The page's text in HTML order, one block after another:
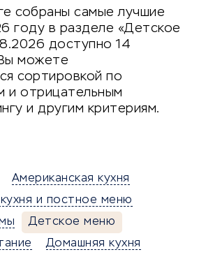
собраны самые лучшие
году в разделе «Детское
доступно 14
можете
сортировкой по
и отрицательным
и другим критериям.
Американская кухня
и постное меню
Детское меню
Домашняя кухня